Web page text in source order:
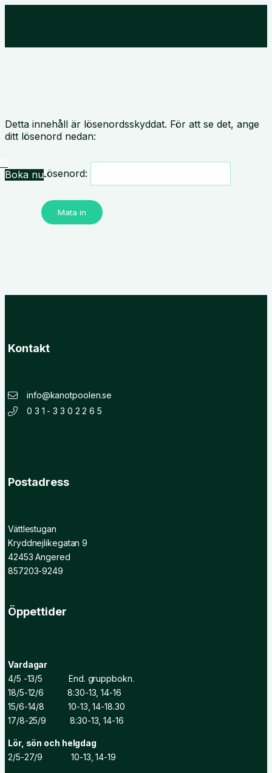
Boka nu
Detta innehåll är lösenordsskyddat. För att se det, ange
ditt lösenord nedan:
Lösenord:
Kontakt
info@kanotpoolen.se
0 3 1 - 3 3 0 2 2 6 5
Postadress
Vättlestugan
Kryddnejlikegatan 9
42453 Angered
857203-9249
Öppettider
Vardagar
4/5 -13/5 End. gruppbokn.
18/5-12/6 8:30-13, 14-16
15/6-14/8 10-13, 14-18.30
17/8-25/9 8:30-13, 14-16
Lör, sön och helgdag
2/5-27/9 10-13, 14-19